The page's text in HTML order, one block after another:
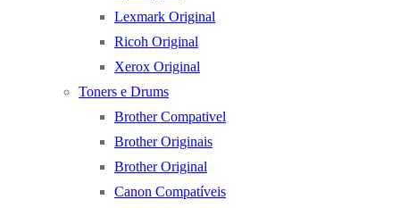
Lexmark Original
Ricoh Original
Xerox Original
Toners e Drums
Brother Compativel
Brother Originais
Brother Original
Canon Compatíveis